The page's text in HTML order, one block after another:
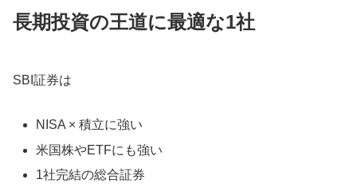
長期投資の王道に最適な1社
SBI証券は
NISA × 積立に強い
米国株やETFにも強い
1社完結の総合証券